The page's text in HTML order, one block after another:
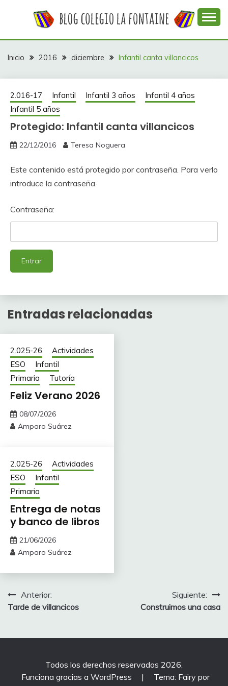
COLEGIO LA
FONTAINE
colegio La Fontaine
Inicio 2016 diciembre Infantil canta villancicos
2.016-17 Infantil Infantil 3 años
Infantil 4 años
Infantil 5 años
Protegido: Infantil canta villancicos
22/12/2016 Teresa Noguera
Este contenido está protegido por contraseña. Para verlo
introduce la contraseña.
Contraseña:
Entradas relacionadas
2.025-26
Actividades
ESO
Infantil
Primaria
Tutoría
Feliz Verano 2026
08/07/2026
Amparo Suárez
2.025-26
Actividades
ESO
Infantil
Primaria
Entrega de notas
y banco de libros
21/06/2026
Amparo Suárez
Navegación
de
entradas
Anterior:
Tarde de villancicos
Siguiente:
Construimos una casa
Todos los derechos reservados 2026.
Funciona gracias a WordPress
|
Tema: Fairy por